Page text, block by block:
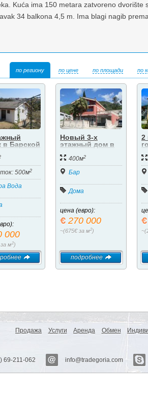
Kuća ima 150 metara zatvoreno
34 balkona 4,5 m. Ima blagi nagib
по региону по цене по площади по
в Барской
500м2
Вода
000
м2)
Новый 3-х
этажный дом в
400м2
Бар
Дома
цена (евро):
270 000
~(675€ за м2)
подробнее
2
Продажа Услуги Аренда Обмен
69-211-062 info@tradegoria.com